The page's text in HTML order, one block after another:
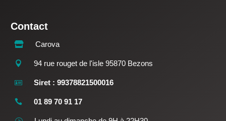
Contact
 Carova
 94 rue rouget de l'isle 95870 Bezons
 Siret : 99378821500016
 01 89 70 91 17